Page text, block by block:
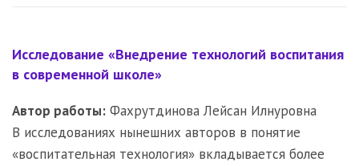
Исследование «Внедрение технологий воспитания
в современной школе»
Автор работы: Фахрутдинова Лейсан Илнуровна
В исследованиях нынешних авторов в понятие
«воспитательная технология» вкладывается более